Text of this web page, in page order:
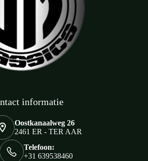
informatie
Oostkanaalweg 26
2461 ER - TER AAR
Telefoon:
+31 639538460